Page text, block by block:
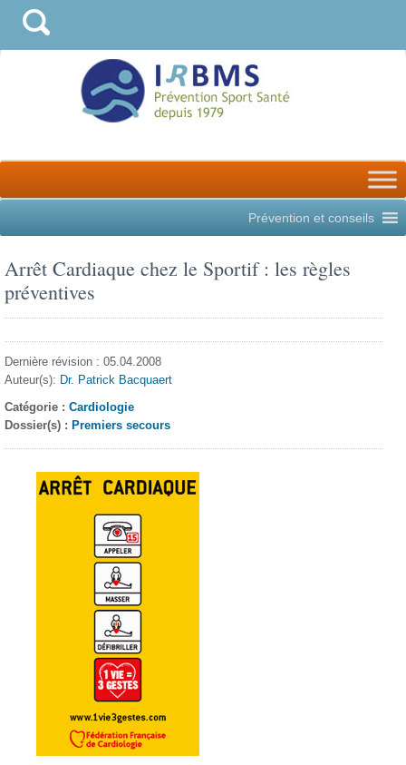
Prévention et conseils
Arrêt Cardiaque chez le Sportif : les règles
préventives
Dernière révision : 05.04.2008
Auteur(s): Dr. Patrick Bacquaert
Catégorie :Cardiologie
Dossier(s) : Premiers secours